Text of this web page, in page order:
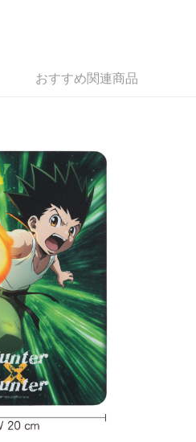
で送料無料
で送料無料
で送料無料
で送料無料
おすすめ関連商品